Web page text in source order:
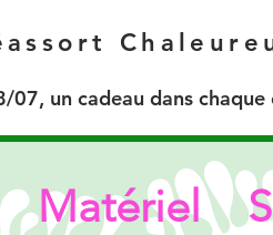
07, un cadeau dans
Matériel